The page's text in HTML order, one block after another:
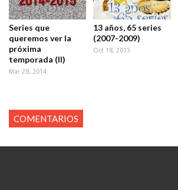
Series que
queremos ver la
próxima
temporada (II)
Mar 28, 2014
13 años, 65 series
(2007-2009)
Oct 18, 2013
COMENTARIOS